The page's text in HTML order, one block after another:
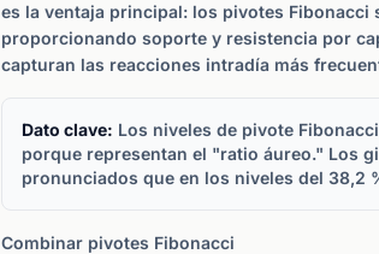
es la ventaja principal: los pivotes
proporcionando soporte y resistencia por
capturan las reacciones intradía más
Dato clave: Los niveles de pivote
porque representan el "ratio áureo." Los
pronunciados que en los niveles del 38,2
Combinar pivotes Fibonacci